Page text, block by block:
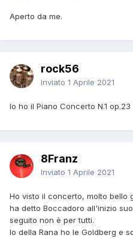
Aperto da me.
rock56
Inviato 1 Aprile 2021
Io ho il Piano Concerto N.1
8Franz
Inviato 1 Aprile 2021
Ho visto il concerto, molto bello
ha detto Boccadoro all'inizio
seguito non è per tutti.
Io della Rana ho le Goldberg e